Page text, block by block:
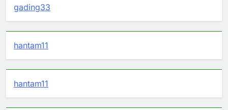
gading33
hantam11
hantam11